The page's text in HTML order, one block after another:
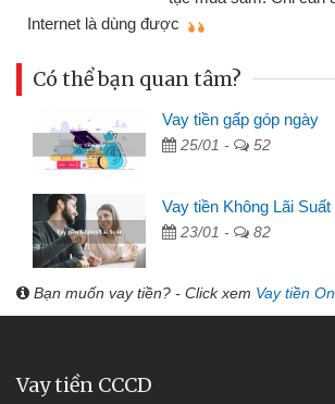
Có thể bạn quan tâm?
Vay tiền gấp góp ngày
25/01 - 52
Vay tiền Không Lãi Suất
23/01 - 82
Bạn muốn vay tiền? - Click xem Vay tiền
Vay tiền CCCD